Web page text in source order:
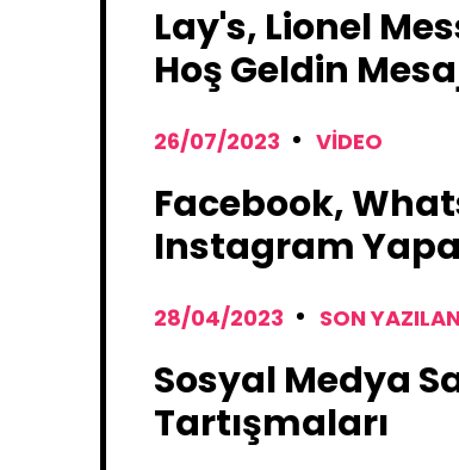
Lay's, Lionel
Hoş Geldin
26/07/2023 VIDEO
Facebook,
Instagram
28/04/2023 SON
Sosyal Medya
Tartışmaları